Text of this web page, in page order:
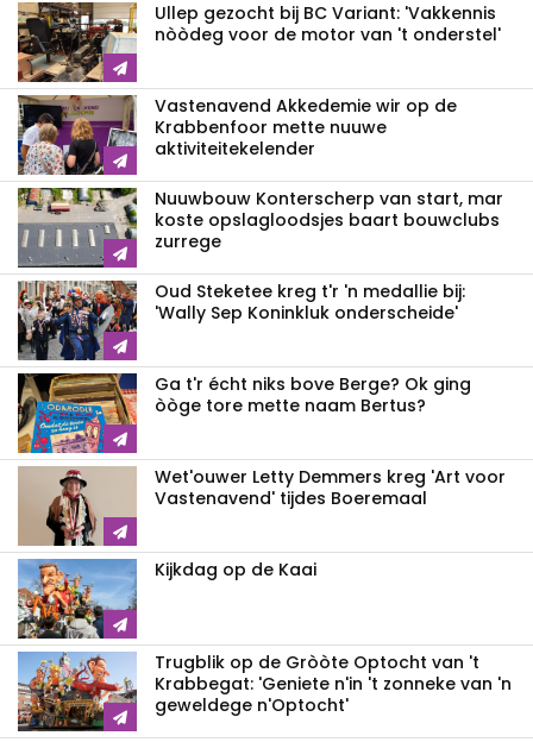
Ullep gezocht bij BC Variant: 'Vakkennis
nòòdeg voor de motor van 't onderstel'
Vastenavend Akkedemie wir op de
Krabbenfoor mette nuuwe
aktiviteitekelender
Nuuwbouw Konterscherp van start, mar
koste opslagloodsjes baart bouwclubs
zurrege
Oud Steketee kreg t'r 'n medallie bij:
'Wally Sep Koninkluk onderscheide'
Ga t'r écht niks bove Berge? Ok ging
òòge tore mette naam Bertus?
Wet'ouwer Letty Demmers kreg 'Art voor
Vastenavend' tijdes Boeremaal
Kijkdag op de Kaai
Trugblik op de Gròòte Optocht van 't
Krabbegat: 'Geniete n'in 't zonneke van 'n
geweldege n'Optocht'